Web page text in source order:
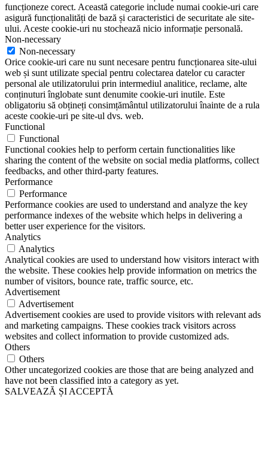
funcționeze corect. Această categorie include numai cookie-uri care
asigură funcționalități de bază și caracteristici de securitate ale site-
ului. Aceste cookie-uri nu stochează nicio informație personală.
Non-necessary
Non-necessary
Orice cookie-uri care nu sunt necesare pentru funcționarea site-ului
web și sunt utilizate special pentru colectarea datelor cu caracter
personal ale utilizatorului prin intermediul analitice, reclame, alte
conținuturi înglobate sunt denumite cookie-uri inutile. Este
obligatoriu să obțineți consimțământul utilizatorului înainte de a rula
aceste cookie-uri pe site-ul dvs. web.
Functional
Functional
Functional cookies help to perform certain functionalities like
sharing the content of the website on social media platforms, collect
feedbacks, and other third-party features.
Performance
Performance
Performance cookies are used to understand and analyze the key
performance indexes of the website which helps in delivering a
better user experience for the visitors.
Analytics
Analytics
Analytical cookies are used to understand how visitors interact with
the website. These cookies help provide information on metrics the
number of visitors, bounce rate, traffic source, etc.
Advertisement
Advertisement
Advertisement cookies are used to provide visitors with relevant ads
and marketing campaigns. These cookies track visitors across
websites and collect information to provide customized ads.
Others
Others
Other uncategorized cookies are those that are being analyzed and
have not been classified into a category as yet.
SALVEAZĂ ȘI ACCEPTĂ